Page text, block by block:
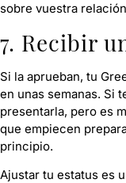
sobre vuestra
7. Recibir
Si la aprueban, tu
en unas semanas. Si
presentarla, pero es
que empiecen
principio.
Ajustar tu estatus es